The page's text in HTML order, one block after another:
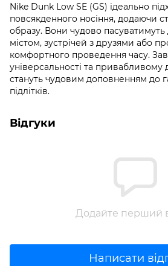
Nike Dunk Low SE (GS) ідеально
повсякденного носіння, додаючи
образу. Вони чудово
містом, зустрічей з друзями або
комфортного проведення часу.
універсальності та привабливому
стануть чудовим доповненням до
підлітків.
Відгуки
Додайте перший
Написати